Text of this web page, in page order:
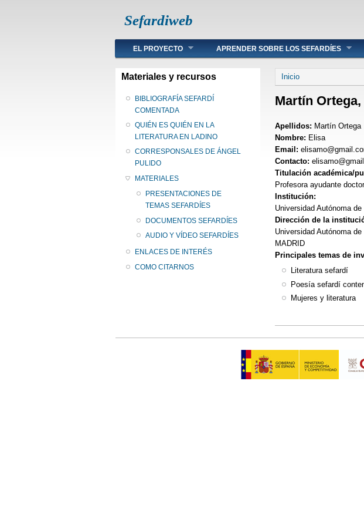
Sefardiweb
Main menu
EL PROYECTO APRENDER SOBRE LOS SEFARDÍES
Materiales y recursos
BIBLIOGRAFÍA SEFARDÍ
COMENTADA
QUIÉN ES QUIÉN EN LA
LITERATURA EN LADINO
CORRESPONSALES DE ÁNGEL
PULIDO
MATERIALES
PRESENTACIONES DE
TEMAS SEFARDÍES
DOCUMENTOS SEFARDÍES
AUDIO Y VÍDEO SEFARDÍES
ENLACES DE INTERÉS
COMO CITARNOS
Se encuentra
Inicio
Martín
Apellidos: Martín Ortega
Nombre: Elisa
Email:
Contacto:
Titulación académica/
Profesora ayudante
Institución:
Universidad Autónoma de
Dirección de la
Universidad Autónoma
MADRID
Principales temas de
Literatura sefardí
Poesía sefardí
Mujeres y literatura